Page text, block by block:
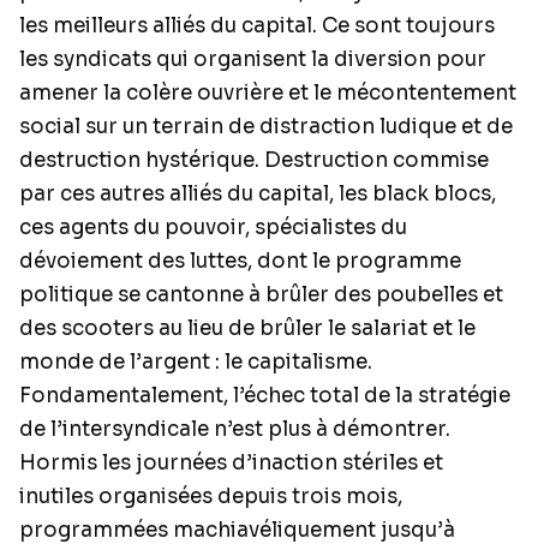
les meilleurs alliés du capital. Ce sont toujours
les syndicats qui organisent la diversion pour
amener la colère ouvrière et le mécontentement
social sur un terrain de distraction ludique et de
destruction hystérique. Destruction commise
par ces autres alliés du capital, les black blocs,
ces agents du pouvoir, spécialistes du
dévoiement des luttes, dont le programme
politique se cantonne à brûler des poubelles et
des scooters au lieu de brûler le salariat et le
monde de l’argent : le capitalisme.
Fondamentalement, l’échec total de la stratégie
de l’intersyndicale n’est plus à démontrer.
Hormis les journées d’inaction stériles et
inutiles organisées depuis trois mois,
programmées machiavéliquement jusqu’à